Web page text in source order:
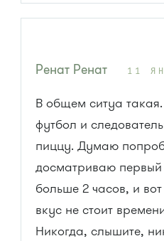
Ренат Ренат 11
В общем ситуа
футбол и
пиццу. Думаю
досматриваю
больше 2 часов, и
вкус не стоит
Никогда, слышите,